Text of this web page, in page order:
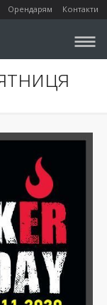
Орендарям Контакти